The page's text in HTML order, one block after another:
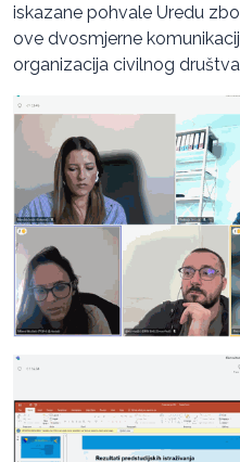
iskazane pohvale Uredu
ove dvosmjerne
organizacija civilnog